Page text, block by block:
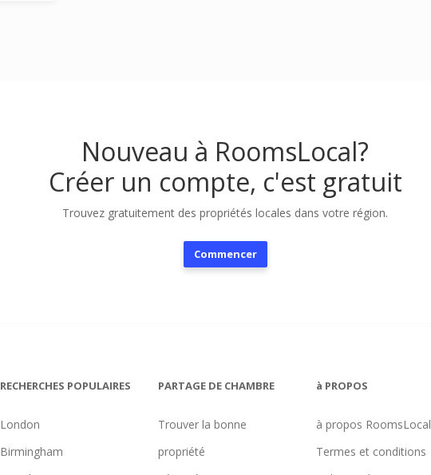
Nouveau à RoomsLocal?
Créer un compte, c'est gratuit
Trouvez gratuitement des propriétés locales dans votre région.
Commencer
RECHERCHES POPULAIRES
London
Birmingham
PARTAGE DE CHAMBRE
Trouver la bonne
propriété
à PROPOS
à propos RoomsLocal
Termes et conditions